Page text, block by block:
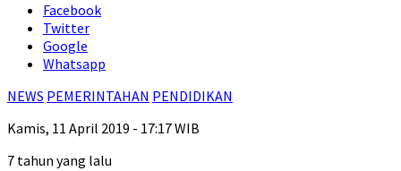
Facebook
Twitter
Google
Whatsapp
NEWS PEMERINTAHAN PENDIDIKAN
Kamis, 11 April 2019 - 17:17 WIB
7 tahun yang lalu